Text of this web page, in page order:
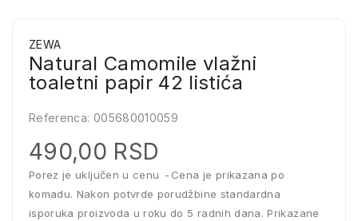
ZEWA
Natural Camomile vlažni
toaletni papir 42 listića
Referenca: 005680010059
490,00 RSD
Porez je uključen u cenu
Cena je prikazana po
komadu. Nakon potvrde porudžbine standardna
isporuka proizvoda u roku do 5 radnih dana. Prikazane